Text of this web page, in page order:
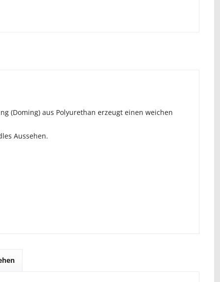
(Doming) aus Polyurethan erzeugt einen weichen
Aussehen.